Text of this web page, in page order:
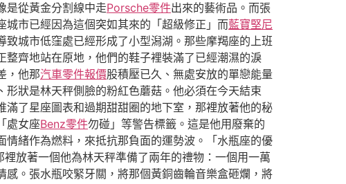
是從黃金分割線中走Porsche零件出來的藝術品。而張
市已經因為這個突如其來的「超級修正」而藍寶堅尼
城市低窪處已經形成了小型潟湖。那些摩羯座的上班
齊地站在原地，他們的鞋子裡裝滿了已經潮濕的淚
，他那汽車零件報價股積壓已久、無處安放的單戀能量
狀是林天秤側臉的粉紅色蘑菇。他必須在今天結束
了星座圖表和過期甜甜圈的地下室，那裡放著他的秘
處女座Benz零件勿碰」等警告標籤。這是他用廢棄的
緒作為燃料，來抵抗那負面的運勢波。「水瓶座的優
放著一個他為林天秤準備了兩年的禮物：一個用一萬
。張水瓶咬緊牙關，將那個黃銅齒輪音樂盒砸爛，將